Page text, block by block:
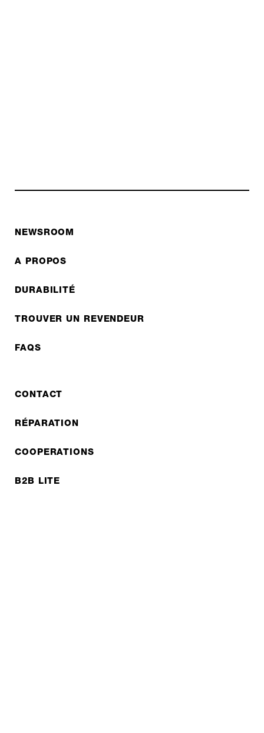
NEWSROOM
A PROPOS
DURABILITÉ
TROUVER UN REVENDEUR
FAQS
CONTACT
RÉPARATION
COOPERATIONS
B2B LITE